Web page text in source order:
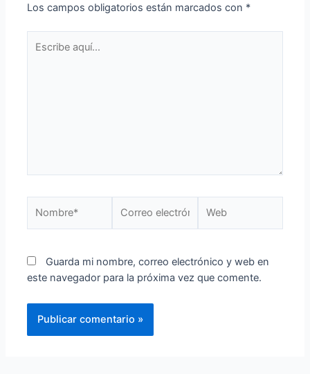
Los campos obligatorios están marcados con *
Guarda mi nombre, correo electrónico y web en
este navegador para la próxima vez que comente.